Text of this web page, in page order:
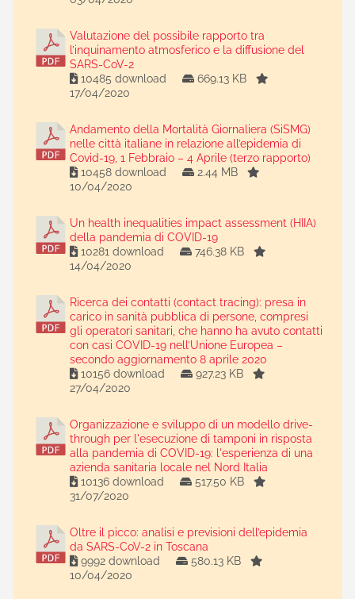
Valutazione del possibile rapporto tra
l’inquinamento atmosferico e la diffusione del
SARS-CoV-2
10485 download
669.13 KB
17/04/2020
Andamento della Mortalità Giornaliera (SiSMG)
nelle città italiane in relazione all’epidemia di
Covid-19, 1 Febbraio – 4 Aprile (terzo rapporto)
10458 download
2.44 MB
10/04/2020
Un health inequalities impact assessment (HIIA)
della pandemia di COVID-19
10281 download
746.38 KB
14/04/2020
Ricerca dei contatti (contact tracing): presa in
carico in sanità pubblica di persone, compresi
gli operatori sanitari, che hanno ha avuto contatti
con casi COVID-19 nell’Unione Europea –
secondo aggiornamento 8 aprile 2020
10156 download
927.23 KB
27/04/2020
Organizzazione e sviluppo di un modello drive-
through per l'esecuzione di tamponi in risposta
alla pandemia di COVID-19: l'esperienza di una
azienda sanitaria locale nel Nord Italia
10136 download
517.50 KB
31/07/2020
Oltre il picco: analisi e previsioni dell’epidemia
da SARS-CoV-2 in Toscana
9992 download
580.13 KB
10/04/2020